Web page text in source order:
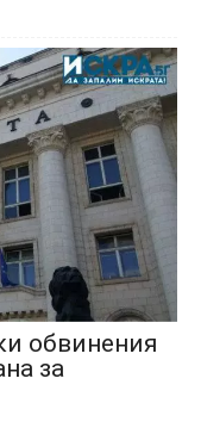
обвинения
за